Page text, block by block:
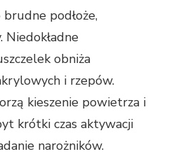
podłoże,
Niedokładne
obniża
i rzepów.
kieszenie powietrza i
krótki czas aktywacji
narożników.